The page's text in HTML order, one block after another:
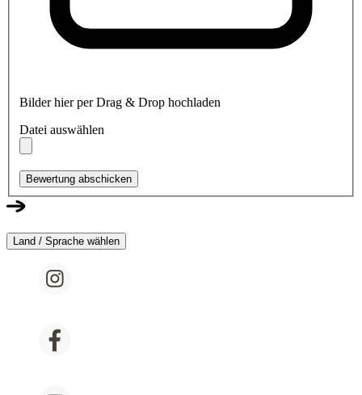
Bilder hier per Drag & Drop hochladen
Datei auswählen
Bewertung abschicken
Land / Sprache wählen